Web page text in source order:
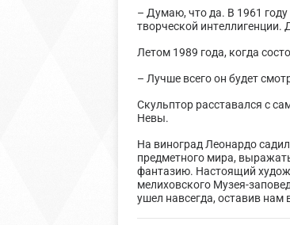
– Думаю, что да. В 1961
творческой интеллигенции.
Летом 1989 года, когда
– Лучше всего он будет
Скульптор расставался с
Невы.
На виноград Леонардо
предметного мира,
фантазию. Настоящий
мелиховского Музея-
ушел навсегда, оставив нам